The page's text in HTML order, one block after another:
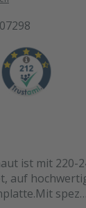
ist mit 220-
auf
spez…